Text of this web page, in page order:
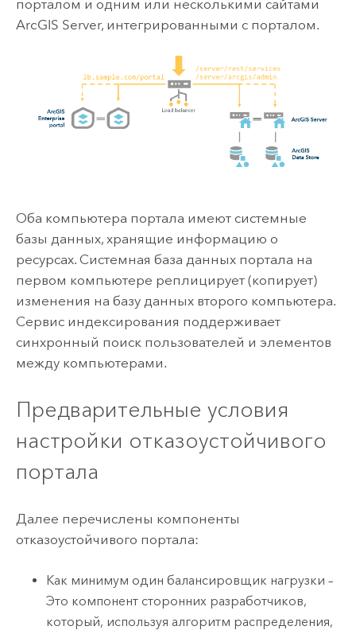
порталом и одним или несколькими сайтами
ArcGIS Server, интегрированными с порталом.
Оба компьютера портала имеют системные
базы данных, хранящие информацию о
ресурсах. Системная база данных портала на
первом компьютере реплицирует (копирует)
изменения на базу данных второго компьютера.
Сервис индексирования поддерживает
синхронный поиск пользователей и элементов
между компьютерами.
Предварительные условия
настройки отказоустойчивого
портала
Далее перечислены компоненты
отказоустойчивого портала:
Как минимум один балансировщик нагрузки –
Это компонент сторонних разработчиков,
который, используя алгоритм распределения,